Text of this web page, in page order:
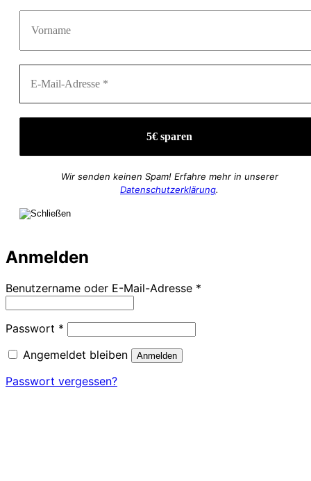
Wir senden keinen Spam! Erfahre mehr in unserer
Datenschutzerklärung.
Anmelden
Benutzername oder E-Mail-Adresse *
Passwort * Erforderlich
Angemeldet bleiben
Anmelden
Passwort vergessen?